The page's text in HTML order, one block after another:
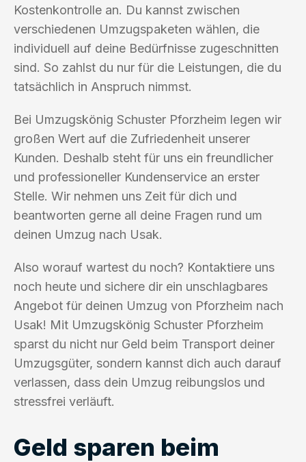
Kostenkontrolle an. Du kannst zwischen
verschiedenen Umzugspaketen wählen, die
individuell auf deine Bedürfnisse zugeschnitten
sind. So zahlst du nur für die Leistungen, die du
tatsächlich in Anspruch nimmst.
Bei Umzugskönig Schuster Pforzheim legen wir
großen Wert auf die Zufriedenheit unserer
Kunden. Deshalb steht für uns ein freundlicher
und professioneller Kundenservice an erster
Stelle. Wir nehmen uns Zeit für dich und
beantworten gerne all deine Fragen rund um
deinen Umzug nach Usak.
Also worauf wartest du noch? Kontaktiere uns
noch heute und sichere dir ein unschlagbares
Angebot für deinen Umzug von Pforzheim nach
Usak! Mit Umzugskönig Schuster Pforzheim
sparst du nicht nur Geld beim Transport deiner
Umzugsgüter, sondern kannst dich auch darauf
verlassen, dass dein Umzug reibungslos und
stressfrei verläuft.
Geld sparen beim